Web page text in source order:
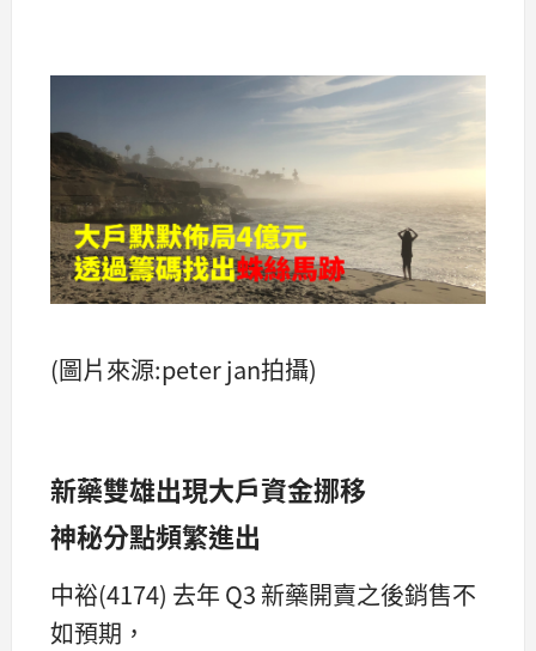
(圖片來源:peter jan拍攝)
新藥雙雄出現大戶資金挪移
神秘分點頻繁進出
中裕(4174) 去年 Q3 新藥開賣之後銷售不
如預期，